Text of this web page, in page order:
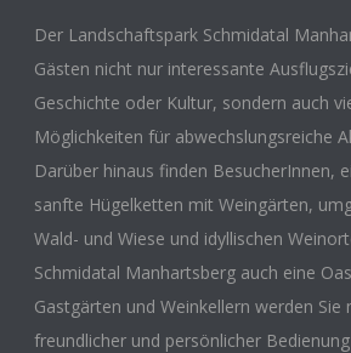
Der Landschaftspark Schmidatal
Gästen nicht nur interessante
Geschichte oder Kultur, sondern auch
Möglichkeiten für abwechslungsreiche
Darüber hinaus finden BesucherInnen,
sanfte Hügelketten mit Weingärten,
Wald- und Wiese und idyllischen
Schmidatal Manhartsberg auch eine
Gastgärten und Weinkellern werden Sie
freundlicher und persönlicher